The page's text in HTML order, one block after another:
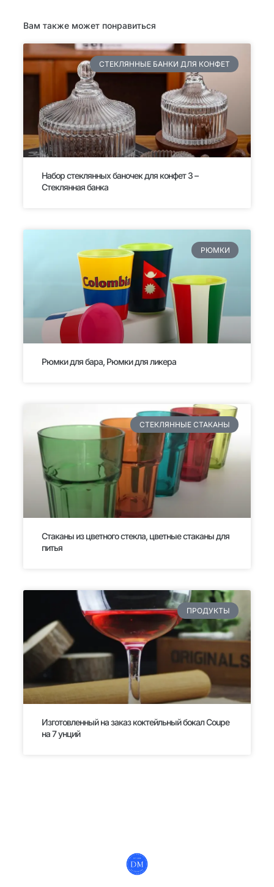
Вам также может понравиться
СТЕКЛЯННЫЕ БАНКИ ДЛЯ КОНФЕТ
Набор стеклянных баночек для конфет 3 –
Стеклянная банка
РЮМКИ
Рюмки для бара, Рюмки для ликера
СТЕКЛЯННЫЕ СТАКАНЫ
Стаканы из цветного стекла, цветные стаканы для
питья
ПРОДУКТЫ
Изготовленный на заказ коктейльный бокал Coupe
на 7 унций